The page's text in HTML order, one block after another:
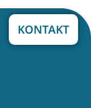
KONTAKT